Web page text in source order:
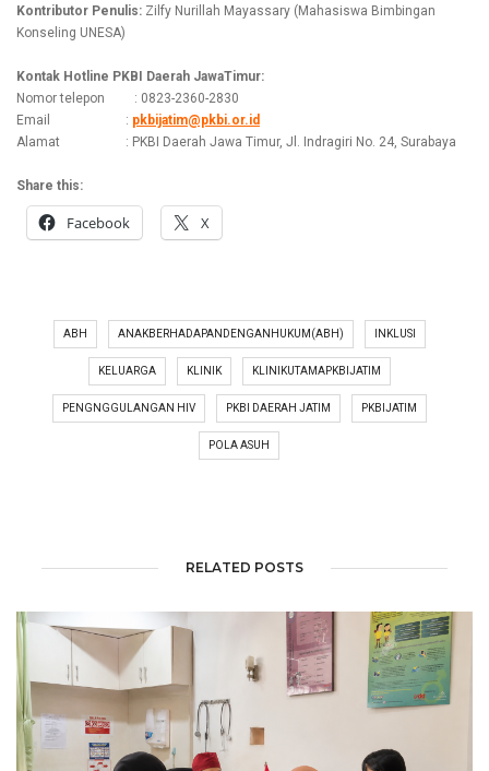
Kontributor Penulis: Zilfy Nurillah Mayassary (Mahasiswa Bimbingan
Konseling UNESA)
Kontak Hotline PKBI Daerah JawaTimur:
Nomor telepon : 0823-2360-2830
Email : pkbijatim@pkbi.or.id
Alamat : PKBI Daerah Jawa Timur, Jl. Indragiri No. 24, Surabaya
Share this:
Facebook X
ABH ANAKBERHADAPANDENGANHUKUM(ABH) INKLUSI
KELUARGA KLINIK KLINIKUTAMAPKBIJATIM
PENGNGGULANGAN HIV PKBI DAERAH JATIM PKBIJATIM
POLA ASUH
RELATED POSTS